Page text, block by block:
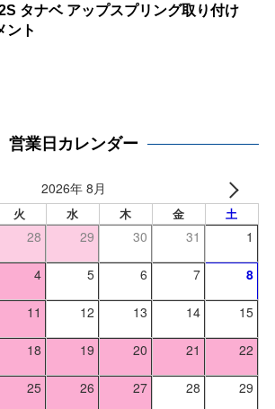
タナベ アップスプリング取り付け
ント
営業日カレンダー
2026年 8月
火 水 木 金 土
28 29 30 31 1
4 5 6 7 8
11 12 13 14 15
18 19 20 21 22
25 26 27 28 29